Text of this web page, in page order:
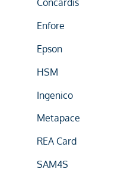
Concardis
Enfore
Epson
HSM
Ingenico
Metapace
REA Card
SAM4S